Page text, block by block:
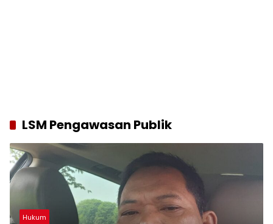
LSM Pengawasan Publik
Hukum